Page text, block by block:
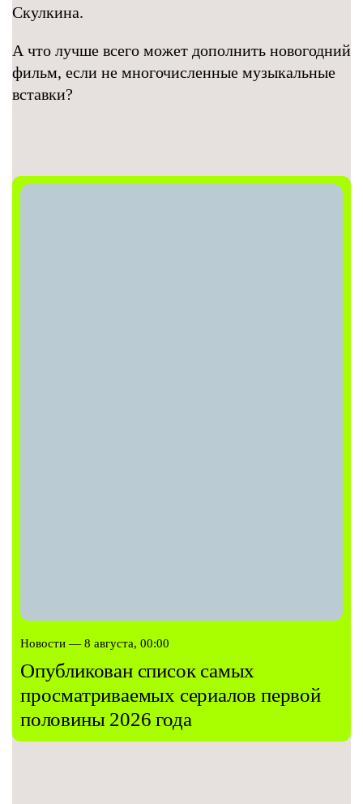
Скулкина.
А что лучше всего может дополнить новогодний
фильм, если не многочисленные музыкальные
вставки?
Новости — 8 августа, 00:00
Опубликован список самых
просматриваемых сериалов первой
половины 2026 года